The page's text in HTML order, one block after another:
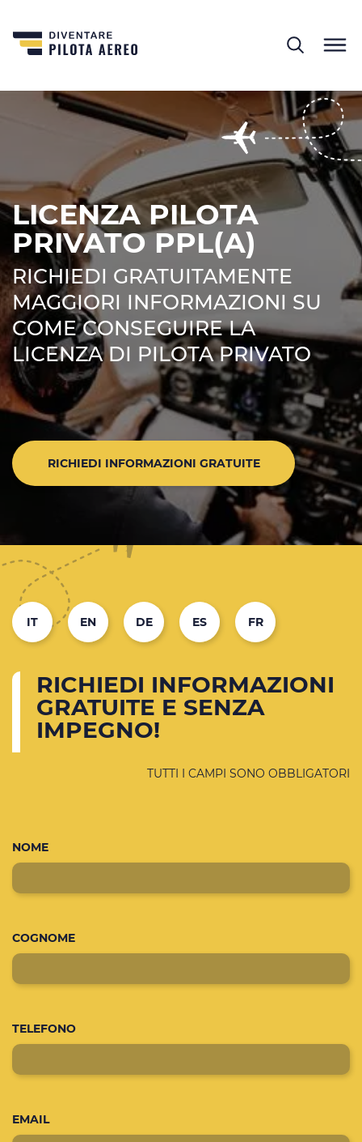
LICENZA PILOTA
PRIVATO PPL(A)
RICHIEDI GRATUITAMENTE
MAGGIORI INFORMAZIONI SU
COME CONSEGUIRE LA
LICENZA DI PILOTA PRIVATO
RICHIEDI INFORMAZIONI GRATUITE
IT EN DE ES FR
RICHIEDI INFORMAZIONI
GRATUITE E SENZA
IMPEGNO!
TUTTI I CAMPI SONO OBBLIGATORI
NOME
COGNOME
TELEFONO
EMAIL